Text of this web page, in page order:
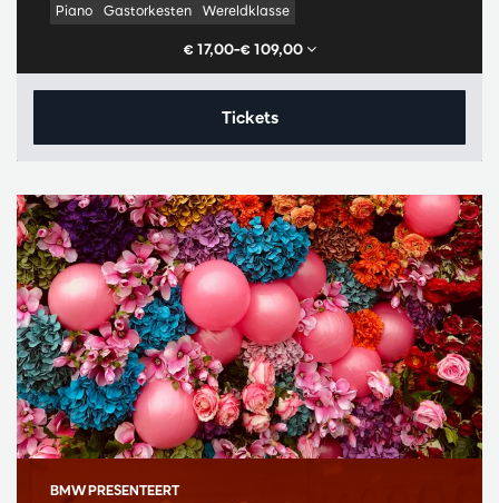
Piano Gastorkesten Wereldklasse
€ 17,00–€ 109,00
Tickets
BMW PRESENTEERT